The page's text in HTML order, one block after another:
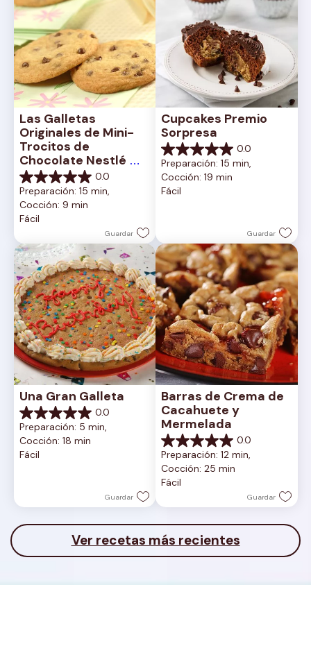
Las Galletas
Originales de Mini-
Trocitos de
Chocolate Nestlé
Toll House
0.0
0.0
de
5
estrellas.
Preparación: 15 min,
Cocción: 9 min
Fácil
Guardar
Cupcakes Premio
Sorpresa
0.0
0.0
de
5
estrellas.
Preparación: 15 min,
Cocción: 19 min
Fácil
Guardar
Una Gran Galleta
0.0
0.0
de
5
estrellas.
Preparación: 5 min,
Cocción: 18 min
Fácil
Guardar
Barras de Crema de
Cacahuete y
Mermelada
0.0
0.0
de
5
estrellas.
Preparación: 12 min,
Cocción: 25 min
Fácil
Guardar
Ver recetas más recientes